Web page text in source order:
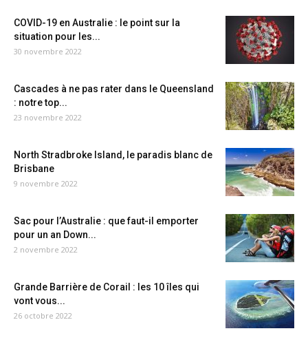
COVID-19 en Australie : le point sur la
situation pour les...
30 novembre 2022
Cascades à ne pas rater dans le Queensland
: notre top...
23 novembre 2022
North Stradbroke Island, le paradis blanc de
Brisbane
9 novembre 2022
Sac pour l’Australie : que faut-il emporter
pour un an Down...
2 novembre 2022
Grande Barrière de Corail : les 10 îles qui
vont vous...
26 octobre 2022